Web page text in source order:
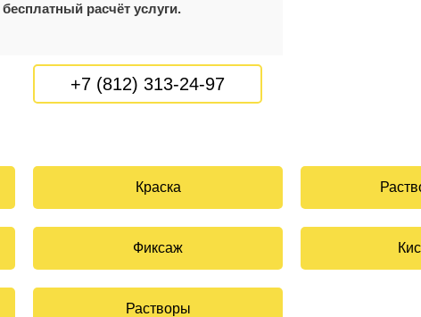
бесплатный расчёт услуги.
+7 (812) 313-24-97
Краска
Фиксаж
Растворы